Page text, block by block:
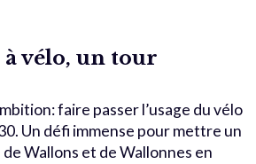
vélo, un tour
faire passer l’usage du vélo
Un défi immense pour mettre un
Wallons et de Wallonnes en